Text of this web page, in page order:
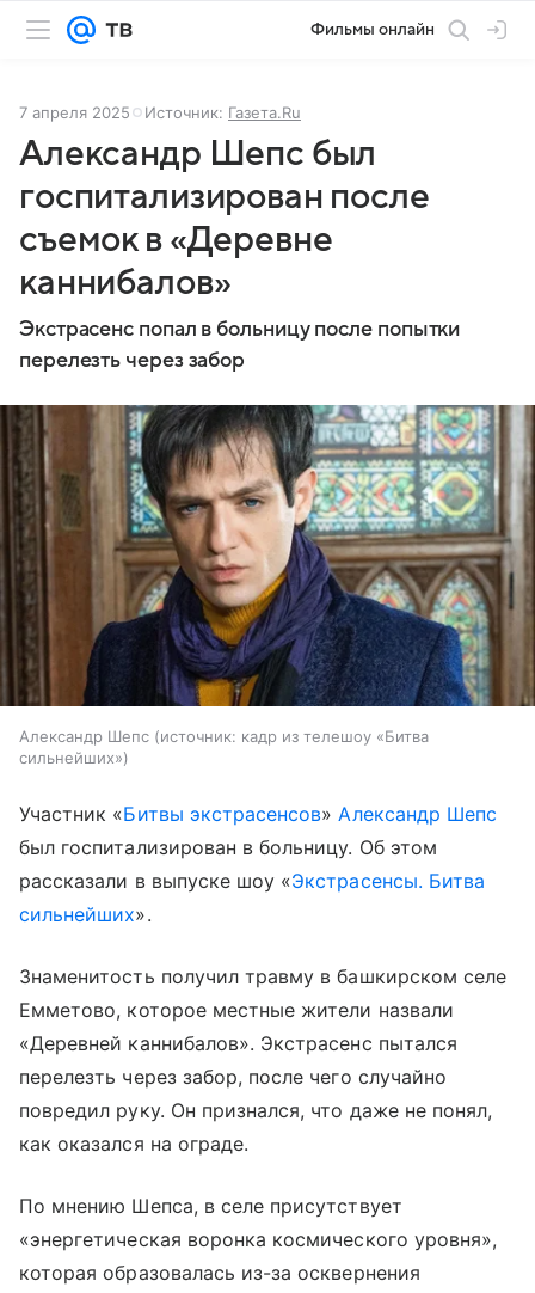
Фильмы онлайн
7 апреля 2025 Источник: Газета.Ru
Александр Шепс был
госпитализирован после
съемок в «Деревне
каннибалов»
Экстрасенс попал в больницу после попытки
перелезть через забор
Александр Шепс источник: кадр из телешоу «Битва
сильнейших»
Участник «Битвы экстрасенсов»Александр Шепс
был госпитализирован в больницу. Об этом
рассказали в выпуске шоу «Экстрасенсы. Битва
сильнейших».
Знаменитость получил травму в башкирском селе
Емметово, которое местные жители назвали
«Деревней каннибалов». Экстрасенс пытался
перелезть через забор, после чего случайно
повредил руку. Он признался, что даже не понял,
как оказался на ограде.
По мнению Шепса, в селе присутствует
«энергетическая воронка космического уровня»,
которая образовалась из-за осквернения